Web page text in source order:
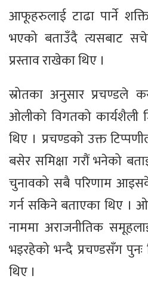
आफूहरुलाई टाढा पार्ने
भएको बताउँदै त्यसबाट
प्रस्ताव राखेका थिए ।
स्रोतका अनुसार प्रचण्डले
ओलीको विगतको कार्यशैली
थिए । प्रचण्डको उक्त
बसेर समिक्षा गरौं भनेको
चुनावको सबै परिणाम
गर्न सकिने बताएका थिए ।
नाममा अराजनीतिक
भइरहेको भन्दै प्रचण्डसँग
थिए ।